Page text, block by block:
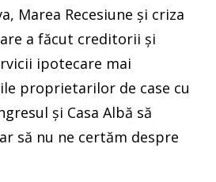
Marea Recesiune și criza
a făcut creditorii și
ipotecare mai
proprietarilor de case cu
și Casa Albă să
să nu ne certăm despre